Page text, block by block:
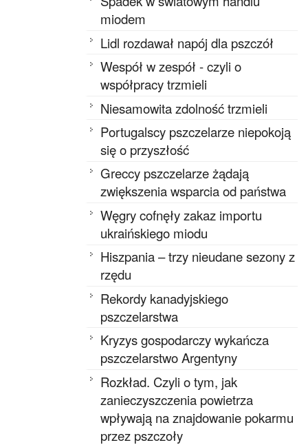
miodem
Lidl rozdawał napój dla pszczół
Wespół w zespół - czyli o
współpracy trzmieli
Niesamowita zdolność trzmieli
Portugalscy pszczelarze niepokoją
się o przyszłość
Greccy pszczelarze żądają
zwiększenia wsparcia od państwa
Węgry cofnęły zakaz importu
ukraińskiego miodu
Hiszpania – trzy nieudane sezony z
rzędu
Rekordy kanadyjskiego
pszczelarstwa
Kryzys gospodarczy wykańcza
pszczelarstwo Argentyny
Rozkład. Czyli o tym, jak
zanieczyszczenia powietrza
wpływają na znajdowanie pokarmu
przez pszczoły